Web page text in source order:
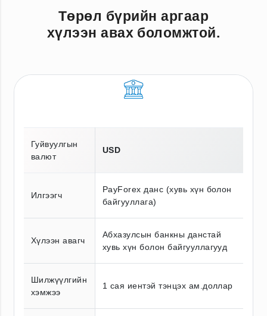
Төрөл бүрийн аргаар
хүлээн авах боломжтой.
Гуйвуулгын
валют
USD
Илгээгч
PayForex данс (хувь хүн болон
байгууллага)
Хүлээн авагч
Абхазулсын банкны данстай
хувь хүн болон байгууллагууд
Шилжүүлгийн
хэмжээ
1 сая иентэй тэнцэх ам.доллар